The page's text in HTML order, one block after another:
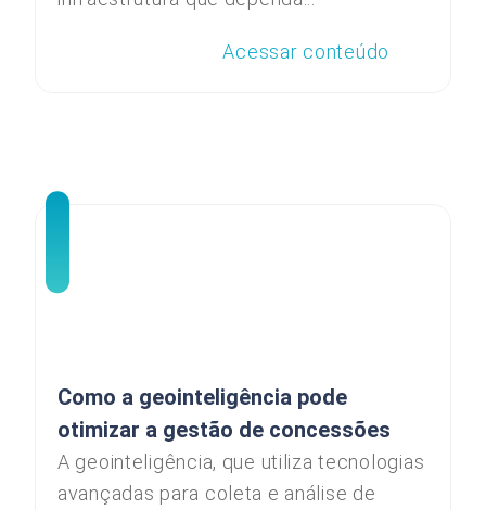
Acessar conteúdo
Como a geointeligência pode
otimizar a gestão de concessões
A geointeligência, que utiliza tecnologias
avançadas para coleta e análise de